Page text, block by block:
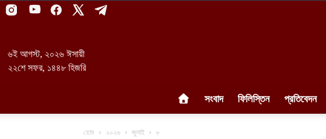
৬ই আগস্ট, ২০২৬ ঈসায়ী
২২শে সফর, ১৪৪৮ হিজরি
সংবাদ ফিলিস্তিন প্রতিবেদন
হোম ২০২৬ জুলাই ৮